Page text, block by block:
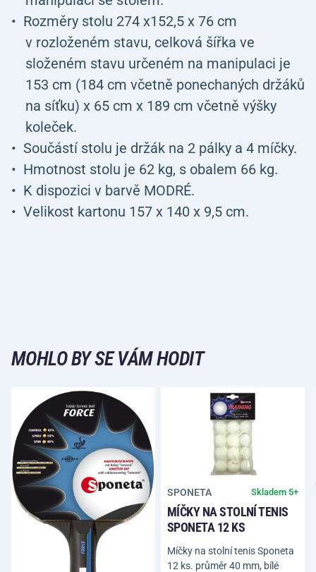
Rozměry stolu 274 x152,5 x 76 cm
v rozloženém stavu, celková šířka ve
složeném stavu určeném na manipulaci je
153 cm (184 cm včetně ponechaných držáků
na síťku) x 65 cm x 189 cm včetně výšky
koleček.
Součástí stolu je držák na 2 pálky a 4 míčky.
Hmotnost stolu je 62 kg, s obalem 66 kg.
K dispozici v barvě MODRÉ.
Velikost kartonu 157 x 140 x 9,5 cm.
MOHLO BY SE VÁM HODIT
SPONETA Skladem 5+
MÍČKY NA STOLNÍ TENIS
SPONETA 12 KS
Míčky na stolní tenis Sponeta
12 ks. průměr 40 mm, bílé